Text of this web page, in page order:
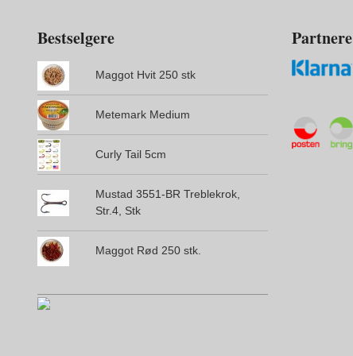
Bestselgere
Maggot Hvit 250 stk
Metemark Medium
Curly Tail 5cm
Mustad 3551-BR Treblekrok,
Str.4, Stk
Maggot Rød 250 stk.
Partnere